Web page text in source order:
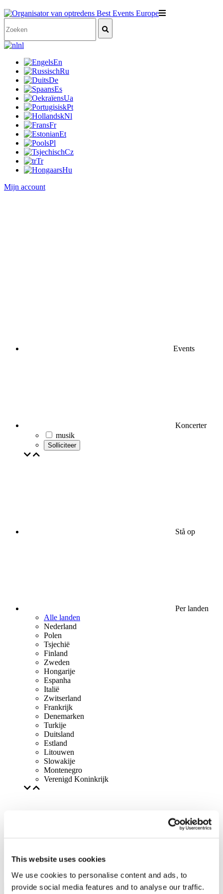
This website uses cookies
We use cookies to personalise content and ads, to
provide social media features and to analyse our traffic.
nl
En
Ru
De
Es
Ua
Pt
Nl
Fr
Et
Pl
Cz
Tr
Hu
Mijn account
Events
Koncerter
musik
Solliciteer
Stå op
Per landen
Alle landen
Nederland
Polen
Tsjechië
Finland
Zweden
Hongarije
Espanha
Italië
Zwitserland
Frankrijk
Denemarken
Turkije
Duitsland
Estland
Litouwen
Slowakije
Montenegro
Verenigd Koninkrijk